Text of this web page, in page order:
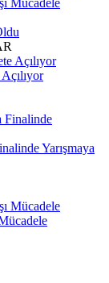
Yarışmaya